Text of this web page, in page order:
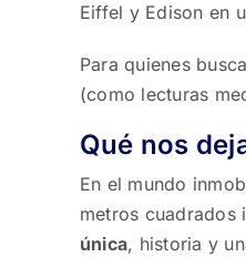
Eiffel y Edison en
Para quienes
(como lecturas
Qué nos
En el mundo
metros cuadrados
única, historia y